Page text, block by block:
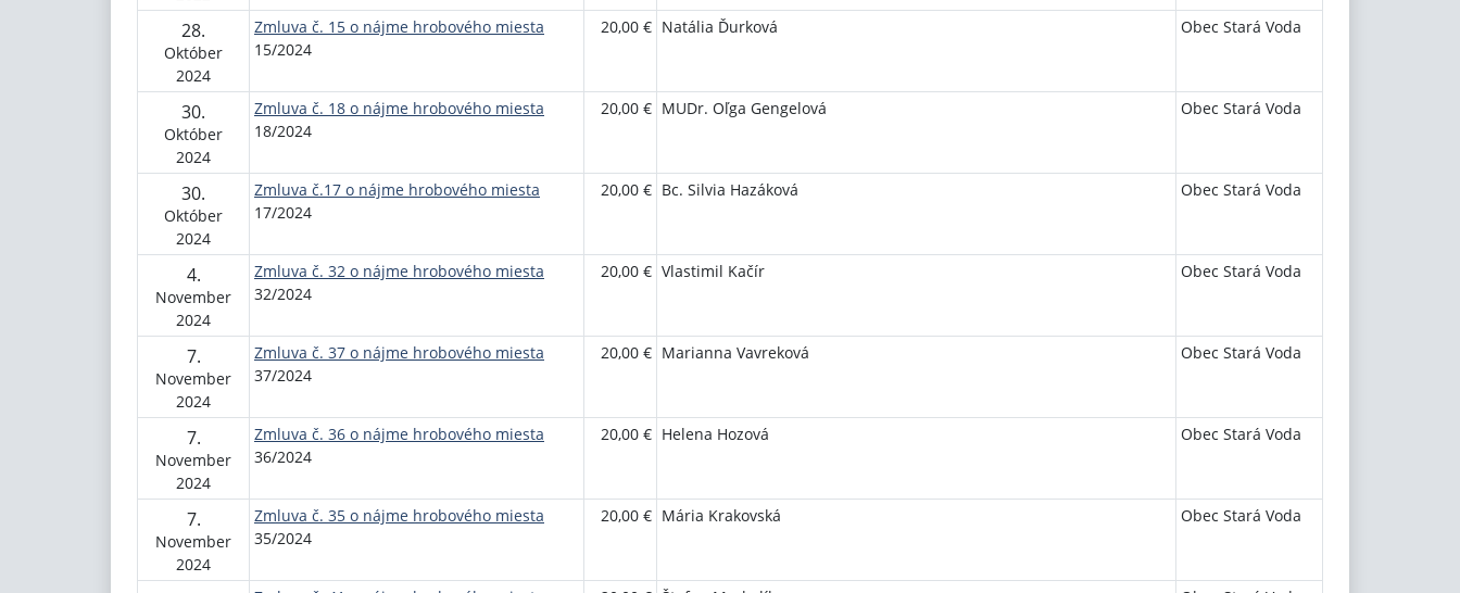
28.
Október
2024
Zmluva č. 15 o nájme hrobového miesta
15/2024
20,00 € Natália Ďurková Obec Stará Voda
30.
Október
2024
Zmluva č. 18 o nájme hrobového miesta
18/2024
20,00 € MUDr. Oľga Gengelová Obec Stará Voda
30.
Október
2024
Zmluva č.17 o nájme hrobového miesta
17/2024
20,00 € Bc. Silvia Hazáková Obec Stará Voda
4.
November
2024
Zmluva č. 32 o nájme hrobového miesta
32/2024
20,00 € Vlastimil Kačír Obec Stará Voda
7.
November
2024
Zmluva č. 37 o nájme hrobového miesta
37/2024
20,00 € Marianna Vavreková Obec Stará Voda
7.
November
2024
Zmluva č. 36 o nájme hrobového miesta
36/2024
20,00 € Helena Hozová Obec Stará Voda
7.
November
2024
Zmluva č. 35 o nájme hrobového miesta
35/2024
20,00 € Mária Krakovská Obec Stará Voda